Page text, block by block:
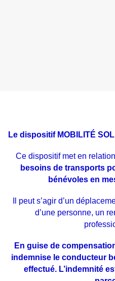
Le dispositif MOBILITÉ
Ce dispositif met en relation
besoins de transports
bénévoles en
Il peut s’agir d’un
d’une personne, un
En guise de
indemnise le conducteur
effectué. L’indemnité